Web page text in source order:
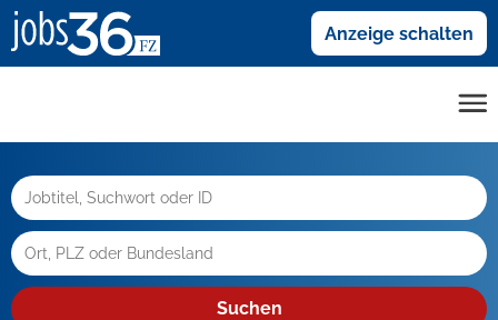
Anzeige schalten
Suchen